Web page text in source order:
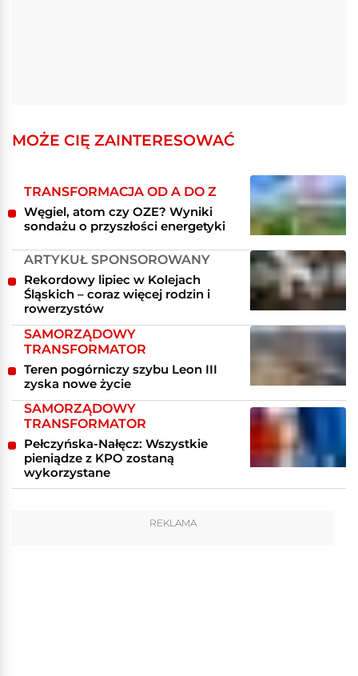
MOŻE CIĘ ZAINTERESOWAĆ
TRANSFORMACJA OD A DO Z
Węgiel, atom czy OZE? Wyniki
sondażu o przyszłości energetyki
ARTYKUŁ SPONSOROWANY
Rekordowy lipiec w Kolejach
Śląskich – coraz więcej rodzin i
rowerzystów
SAMORZĄDOWY
TRANSFORMATOR
Teren pogórniczy szybu Leon III
zyska nowe życie
SAMORZĄDOWY
TRANSFORMATOR
Pełczyńska-Nałęcz: Wszystkie
pieniądze z KPO zostaną
wykorzystane
REKLAMA